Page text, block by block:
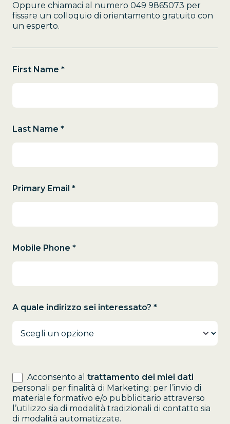
Oppure chiamaci al numero 049 9865073 per
fissare un colloquio di orientamento gratuito con
un esperto.
First Name *
Last Name *
Primary Email *
Mobile Phone *
A quale indirizzo sei interessato? *
Acconsento al trattamento dei miei dati
personali per finalità di Marketing: per l’invio di
materiale formativo e/o pubblicitario attraverso
l’utilizzo sia di modalità tradizionali di contatto sia
di modalità automatizzate.